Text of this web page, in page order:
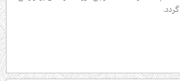
گردد.